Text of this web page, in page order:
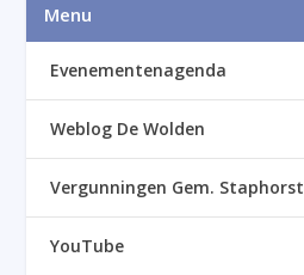
Menu
Evenementenagenda
Weblog De Wolden
Vergunningen Gem. Staphorst
YouTube